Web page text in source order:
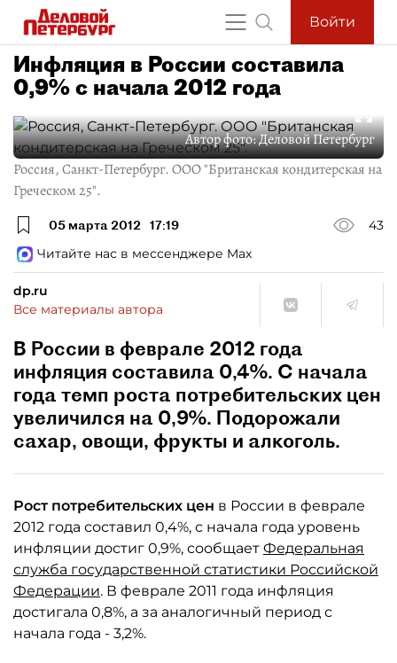
Войти
Инфляция в России составила
0,9% с начала 2012 года
Автор фото:Деловой Петербург
Россия, Санкт-Петербург. ООО "Британская кондитерская на
Греческом 25".
05 марта 2012 17:19
43
Читайте нас в мессенджере Max
dp.ru
Все материалы автора
В России в феврале 2012 года
инфляция составила 0,4%. С начала
года темп роста потребительских цен
увеличился на 0,9%. Подорожали
сахар, овощи, фрукты и алкоголь.
Рост потребительских цен в России в феврале
2012 года составил 0,4%, с начала года уровень
инфляции достиг 0,9%, сообщает Федеральная
служба государственной статистики Российской
Федерации. В феврале 2011 года инфляция
достигала 0,8%, а за аналогичный период с
начала года - 3,2%.